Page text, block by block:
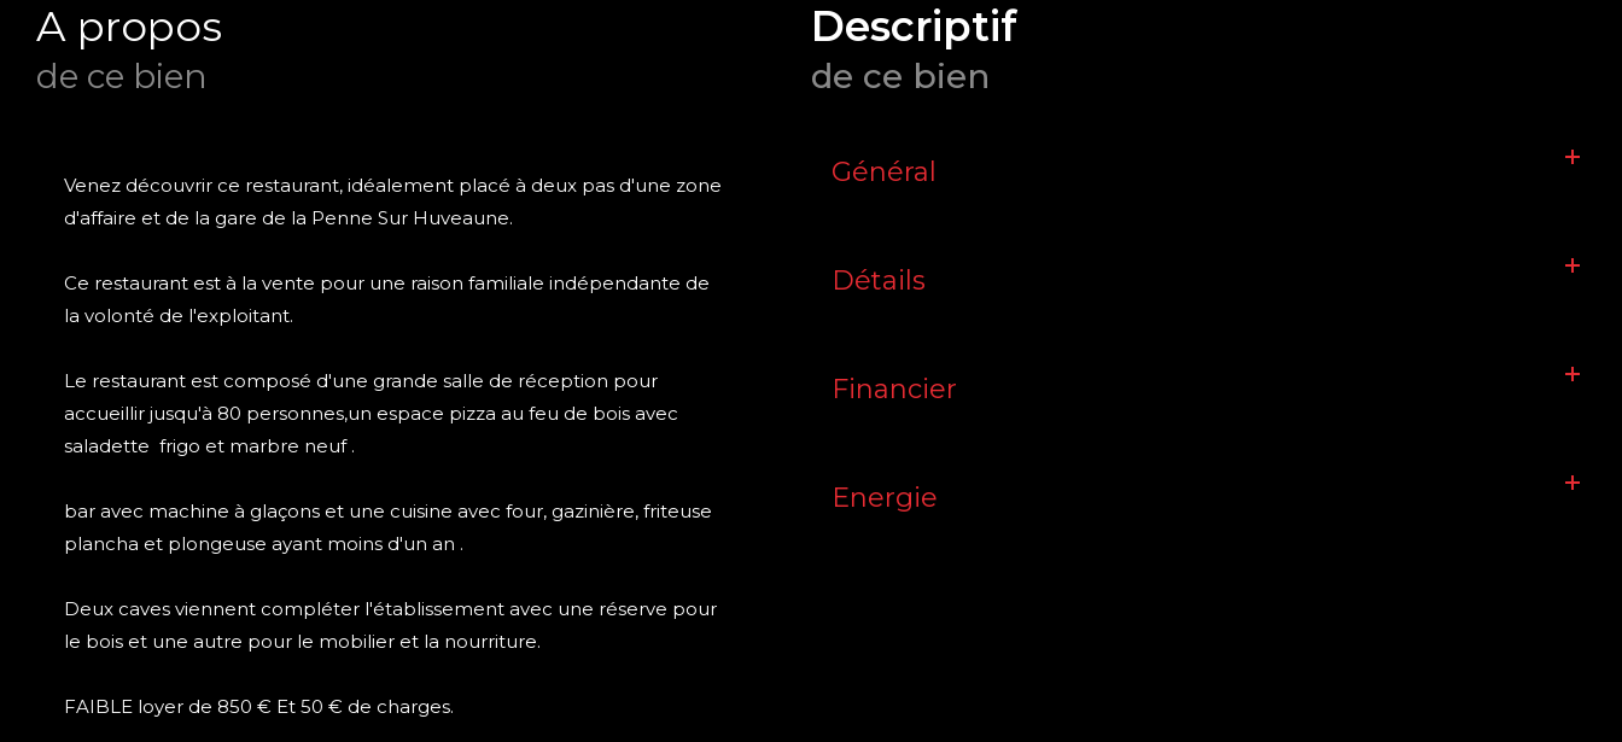
a propos
de ce bien
Venez découvrir ce restaurant, idéalement placé à deux pas d'une zone
d'affaire et de la gare de la Penne Sur Huveaune.
Ce restaurant est à la vente pour une raison familiale indépendante de
la volonté de l'exploitant.
Le restaurant est composé d'une grande salle de réception pour
accueillir jusqu'à 80 personnes,un espace pizza au feu de bois avec
saladette frigo et marbre neuf .
bar avec machine à glaçons et une cuisine avec four, gazinière, friteuse
plancha et plongeuse ayant moins d'un an .
Deux caves viennent compléter l'établissement avec une réserve pour
le bois et une autre pour le mobilier et la nourriture.
FAIBLE loyer de 850 € Et 50 € de charges.
descriptif
de ce bien
Général
Détails
Financier
Energie